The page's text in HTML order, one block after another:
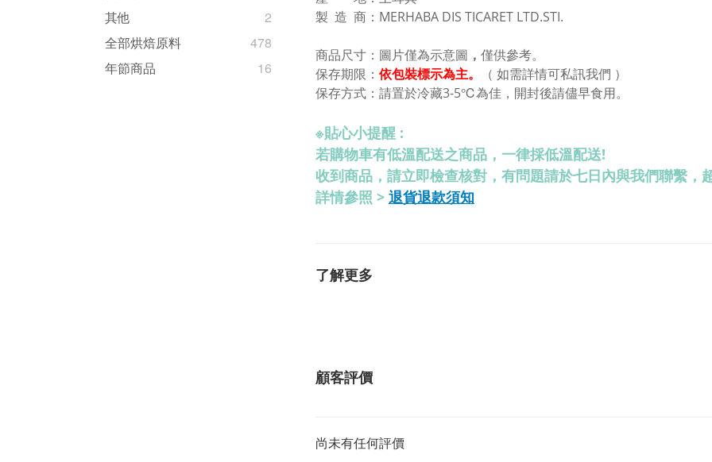
其他
2
全部烘焙原料
478
年節商品
16
製 造 商：MERHABA DIS TICARET LTD.STI.
商品尺寸：圖片僅為示意圖 ， 僅供參考。
保存期限： 依包裝標示為主。 （ 如需詳情可私訊我們 ）
保存方式： 請置於冷藏3-5℃為佳， 開封後請儘早食用。
※貼心小提醒 :
若購物車有低溫配送之商品，一律採低溫配送!
收到商品，請立即檢查核對，有問題請於七日內與我們聯繫，
詳情參照 > 退貨退款須知
了解更多
顧客評價
尚未有任何評價